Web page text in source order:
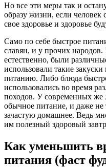
Но все эти меры так и
образу жизни, если
свое здоровье и здоровье
Само по себе быстрое
славян, и у прочих
естественно, были
использовали такие
питанию. Либо блюда
использовались во время
походов. У современных же
обычное питание, и даже
зачастую домашнее. Ведь
им полезный здоровый
Как уменьшить
питания (фаст